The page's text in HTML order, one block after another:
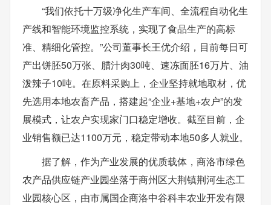
“我们依托十万级净化生产车间、全流程自动化生
产线和智能环境监控系统，实现了食品生产的高标
准、精细化管控。”公司董事长王优介绍，目前每日可
产出饼胚50万张、腊汁肉30吨、速冻面胚16万片、油
泼辣子10吨。在原料采购上，企业坚持就地取材，优
先选用本地农畜产品，搭建起“企业+基地+农户”的发
展模式，让农户实现家门口稳定增收。截至目前，企
业销售额已达1100万元，稳定带动本地50多人就业。
据了解，作为产业发展的优质载体，商洛市绿色
农产品供应链产业园坐落于商州区大荆镇荆河生态工
业园核心区，由市属国企商洛中谷科丰农业开发有限